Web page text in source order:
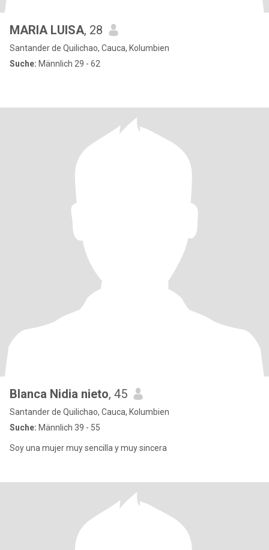
MARIA LUISA, 28
Santander de Quilichao, Cauca, Kolumbien
Suche: Männlich 29 - 62
Blanca Nidia nieto, 45
Santander de Quilichao, Cauca, Kolumbien
Suche: Männlich 39 - 55
Soy una mujer muy sencilla y muy sincera